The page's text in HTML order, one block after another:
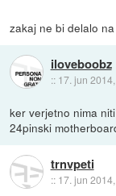
zakaj ne bi delalo
iloveboobz
:: 17. jun
ker verjetno nima
24pinski
trnvpeti
:: 17. jun